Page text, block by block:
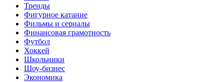
Тренды
Фигурное катание
Фильмы и сериалы
Финансовая грамотность
Футбол
Хоккей
Школьники
Шоу-бизнес
Экономика